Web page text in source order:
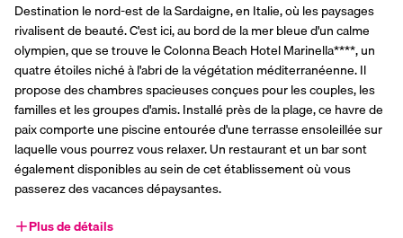
Destination le nord-est de la Sardaigne, en Italie, où les paysages
rivalisent de beauté. C'est ici, au bord de la mer bleue d'un calme
olympien, que se trouve le Colonna Beach Hotel Marinella****, un
quatre étoiles niché à l'abri de la végétation méditerranéenne. Il
propose des chambres spacieuses conçues pour les couples, les
familles et les groupes d'amis. Installé près de la plage, ce havre de
paix comporte une piscine entourée d'une terrasse ensoleillée sur
laquelle vous pourrez vous relaxer. Un restaurant et un bar sont
également disponibles au sein de cet établissement où vous
passerez des vacances dépaysantes.
Plus de détails